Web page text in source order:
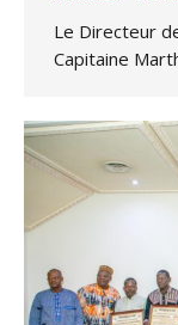
Le Directeur
Capitaine